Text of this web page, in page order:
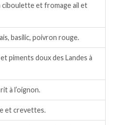
ciboulette et fromage ail et
basilic, poivron rouge.
piments doux des Landes à
à l’oignon.
et crevettes.